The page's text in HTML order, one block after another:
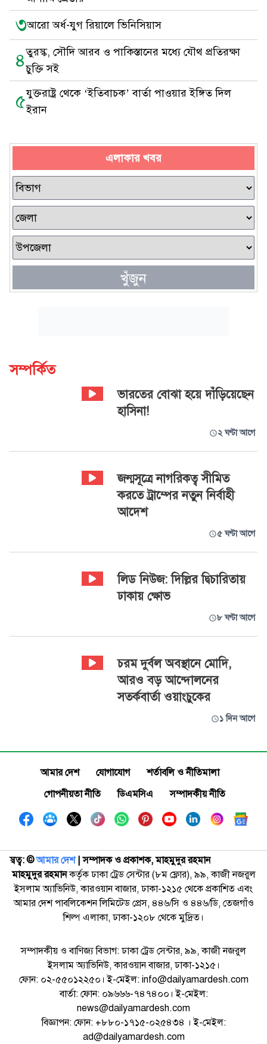
৩আরো অর্ধ-যুগ রিয়ালে ভিনিসিয়াস
৪তুরস্ক, সৌদি আরব ও পাকিস্তানের মধ্যে যৌথ প্রতিরক্ষা
চুক্তি সই
৫যুক্তরাষ্ট্র থেকে ‘ইতিবাচক’ বার্তা পাওয়ার ইঙ্গিত দিল
ইরান
এলাকার খবর
খুঁজুন
সম্পর্কিত
ভারতের বোঝা হয়ে দাঁড়িয়েছেন
হাসিনা!
২ ঘণ্টা আগে
জন্মসূত্রে নাগরিকত্ব সীমিত
করতে ট্রাম্পের নতুন নির্বাহী
আদেশ
৫ ঘণ্টা আগে
লিড নিউজ: দিল্লির দ্বিচারিতায়
ঢাকায় ক্ষোভ
৮ ঘণ্টা আগে
চরম দুর্বল অবস্থানে মোদি,
আরও বড় আন্দোলনের
সতর্কবার্তা ওয়াংচুকের
১ দিন আগে
আমার দেশ যোগাযোগ
শর্তাবলি ও নীতিমালা
গোপনীয়তা নীতি
ডিএমসিএ সম্পাদকীয় নীতি
স্বত্ব: ©️আমার দেশ| সম্পাদক ও প্রকাশক, মাহমুদুর রহমান
মাহমুদুর রহমানকর্তৃক ঢাকা ট্রেড সেন্টার (৮ম ফ্লোর), ৯৯, কাজী নজরুল
ইসলাম অ্যাভিনিউ, কারওয়ান বাজার, ঢাকা-১২১৫ থেকে প্রকাশিত এবং
আমার দেশ পাবলিকেশন লিমিটেড প্রেস, ৪৪৬/সি ও ৪৪৬/ডি, তেজগাঁও
শিল্প এলাকা, ঢাকা-১২০৮ থেকে মুদ্রিত।
সম্পাদকীয় ও বাণিজ্য বিভাগ: ঢাকা ট্রেড সেন্টার, ৯৯, কাজী নজরুল
ইসলাম অ্যাভিনিউ, কারওয়ান বাজার, ঢাকা-১২১৫।
ফোন: ০২-৫৫০১২২৫০। ই-মেইল: info@dailyamardesh.com
বার্তা: ফোন: ০৯৬৬৬-৭৪৭৪০০। ই-মেইল:
news@dailyamardesh.com
বিজ্ঞাপন: ফোন: +৮৮০-১৭১৫-০২৫৪৩৪ । ই-মেইল:
ad@dailyamardesh.com